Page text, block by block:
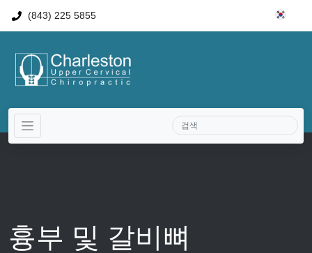
(843) 225 5855
흉부 및 갈비뼈